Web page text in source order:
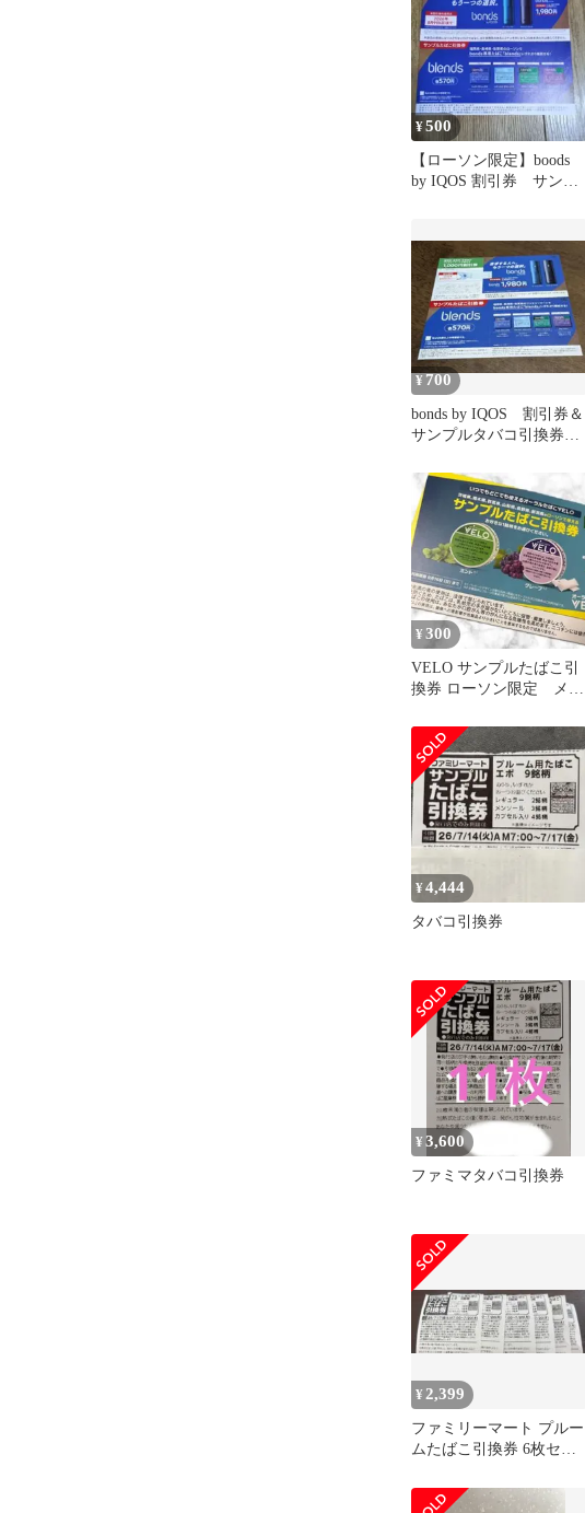
¥500
【ローソン限定】boods
by IQOS 割引券 サンプ
¥700
bonds by IQOS 割引券＆
サンプルタバコ引換券
¥300
VELO サンプルたばこ引
換券 ローソン限定 メル
¥4,444
タバコ引換券
¥3,600
ファミマタバコ引換券
¥2,399
ファミリーマート プルー
ムたばこ引換券 6枚セッ